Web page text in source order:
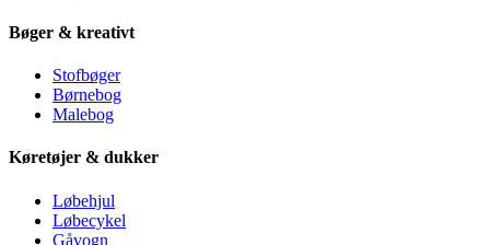
Bøger & kreativt
Stofbøger
Børnebog
Malebog
Køretøjer & dukker
Løbehjul
Løbecykel
Gåvogn